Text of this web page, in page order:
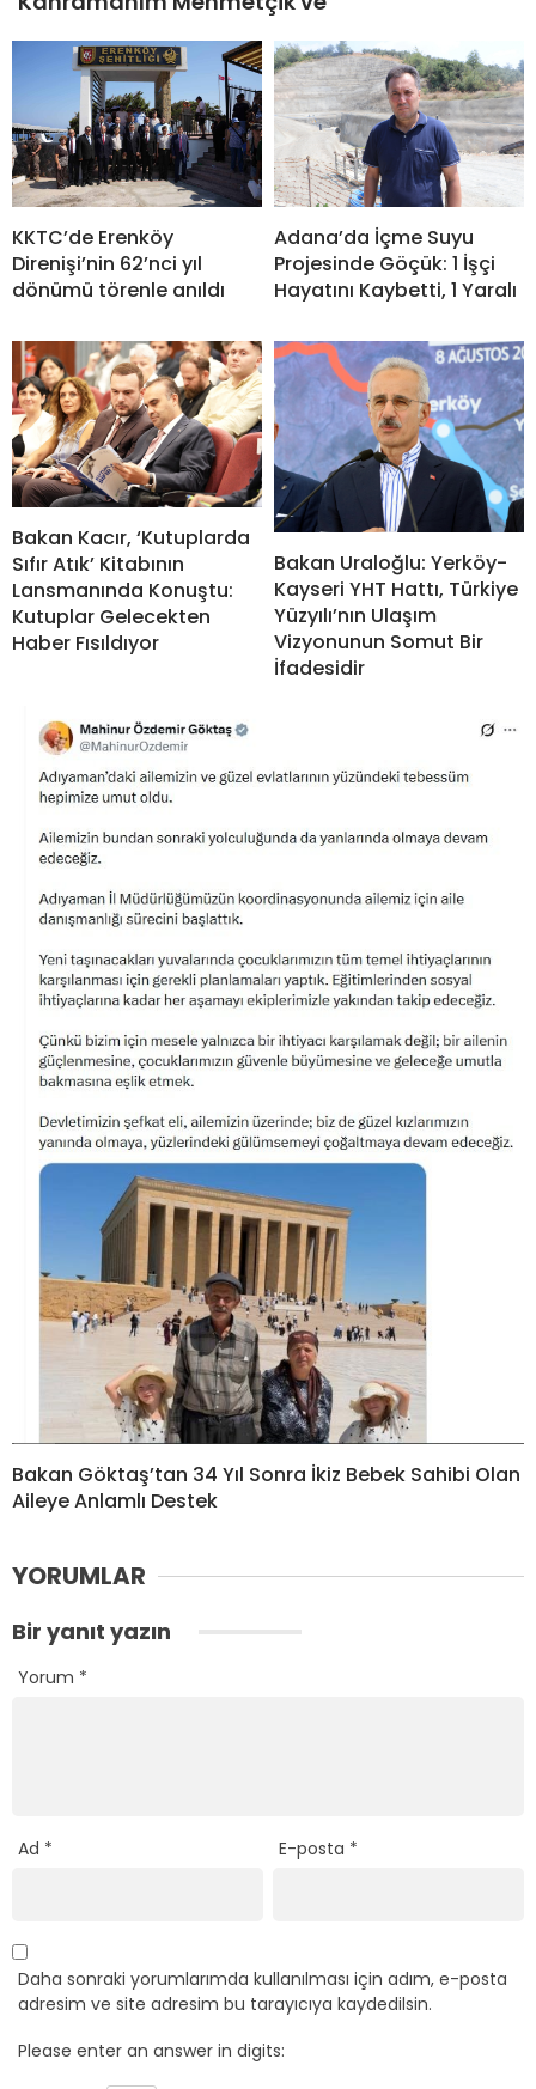
KKTC’de Erenköy
Direnişi’nin 62’nci yıl
dönümü törenle anıldı
Adana’da İçme Suyu
Projesinde Göçük: 1 İşçi
Hayatını Kaybetti, 1 Yaralı
Bakan Kacır, ‘Kutuplarda
Sıfır Atık’ Kitabının
Lansmanında Konuştu:
Kutuplar Gelecekten
Haber Fısıldıyor
Bakan Uraloğlu: Yerköy-
Kayseri YHT Hattı, Türkiye
Yüzyılı’nın Ulaşım
Vizyonunun Somut Bir
İfadesidir
Bakan Göktaş’tan 34 Yıl Sonra İkiz Bebek Sahibi Olan
Aileye Anlamlı Destek
YORUMLAR
Bir yanıt yazın
Yorum *
Ad * E-posta *
Daha sonraki yorumlarımda kullanılması için adım, e-posta
adresim ve site adresim bu tarayıcıya kaydedilsin.
Please enter an answer in digits: